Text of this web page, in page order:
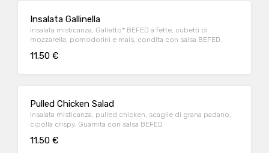
Insalata Gallinella
Insalata misticanza, Galletto* BEFED a fette, cubetti di
mozzarella, pomodorini e mais, condita con salsa BEFED.
11.50 €
Pulled Chicken Salad
Insalata misticanza, pulled chicken, scaglie di grana padano,
cipolla crispy. Guarnita con salsa BEFED
11.50 €